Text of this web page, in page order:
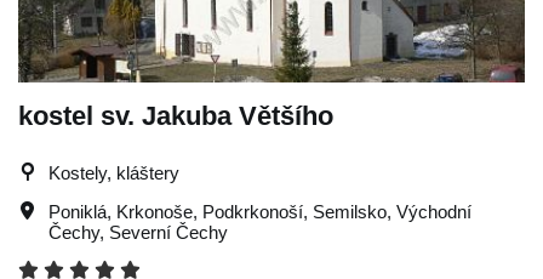
kostel sv. Jakuba Většího
Kostely, kláštery
Poniklá, Krkonoše, Podkrkonoší, Semilsko, Východní
Čechy, Severní Čechy